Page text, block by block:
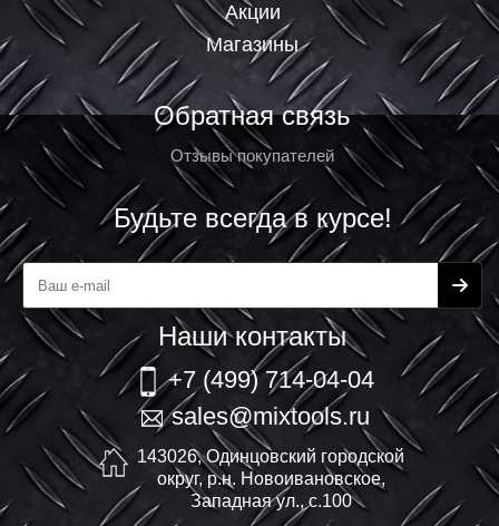
Акции
Магазины
Обратная связь
Отзывы покупателей
Будьте всегда в курсе!
Наши контакты
+7 (499) 714-04-04
sales@mixtools.ru
143026, Одинцовский городской
округ, р.н. Новоивановское,
Западная ул., с.100